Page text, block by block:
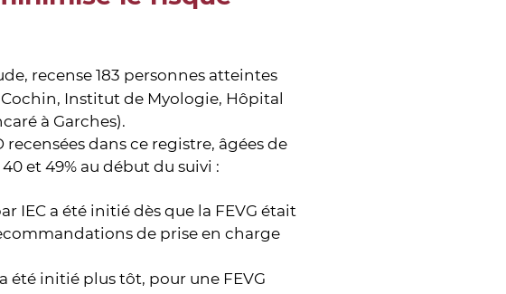
recense 183 personnes atteintes
Institut de Myologie, Hôpital
à Garches).
dans ce registre, âgées de
et 49% au début du suivi :
IEC a été initié dès que la FEVG était
de prise en charge
été initié plus tôt, pour une FEVG